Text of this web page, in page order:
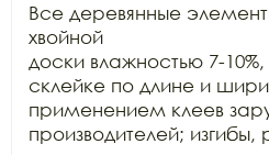
Все деревянные
хвойной
доски влажностью 7-
склейке по длине и
применением клеев
производителей; изгибы,